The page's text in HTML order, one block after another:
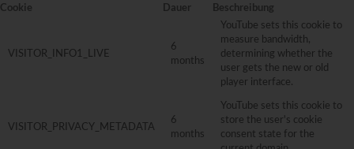
Cookie Dauer Beschreibung
VISITOR_INFO1_LIVE
6
months
YouTube sets this cookie to
measure bandwidth,
determining whether the
user gets the new or old
player interface.
VISITOR_PRIVACY_METADATA
6
months
YouTube sets this cookie to
store the user's cookie
consent state for the